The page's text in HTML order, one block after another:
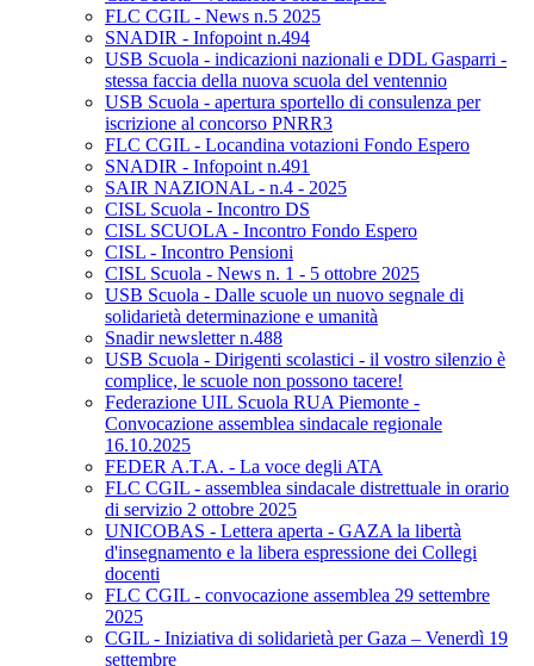
FLC CGIL - News n.5 2025
SNADIR - Infopoint n.494
USB Scuola - indicazioni nazionali e DDL Gasparri -
stessa faccia della nuova scuola del ventennio
USB Scuola - apertura sportello di consulenza per
iscrizione al concorso PNRR3
FLC CGIL - Locandina votazioni Fondo Espero
SNADIR - Infopoint n.491
SAIR NAZIONAL - n.4 - 2025
CISL Scuola - Incontro DS
CISL SCUOLA - Incontro Fondo Espero
CISL - Incontro Pensioni
CISL Scuola - News n. 1 - 5 ottobre 2025
USB Scuola - Dalle scuole un nuovo segnale di
solidarietà determinazione e umanità
Snadir newsletter n.488
USB Scuola - Dirigenti scolastici - il vostro silenzio è
complice, le scuole non possono tacere!
Federazione UIL Scuola RUA Piemonte -
Convocazione assemblea sindacale regionale
16.10.2025
FEDER A.T.A. - La voce degli ATA
FLC CGIL - assemblea sindacale distrettuale in orario
di servizio 2 ottobre 2025
UNICOBAS - Lettera aperta - GAZA la libertà
d'insegnamento e la libera espressione dei Collegi
docenti
FLC CGIL - convocazione assemblea 29 settembre
2025
CGIL - Iniziativa di solidarietà per Gaza – Venerdì 19
settembre